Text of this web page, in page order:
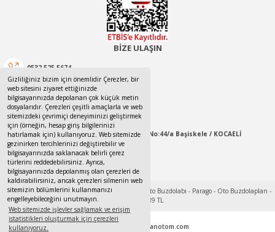
Gizliliğiniz bizim için önemlidir Çerezler, bir
web sitesini ziyaret ettiğinizde
bilgisayarınızda depolanan çok küçük metin
dosyalarıdır. Çerezleri çeşitli amaçlarla ve web
sitemizdeki çevrimiçi deneyiminizi geliştirmek
için (örneğin, hesap giriş bilgilerinizi
hatırlamak için) kullanıyoruz. Web sitemizde
gezinirken tercihlerinizi değiştirebilir ve
bilgisayarınızda saklanacak belirli çerez
türlerini reddedebilirsiniz. Ayrıca,
bilgisayarınızda depolanmış olan çerezleri de
kaldırabilirsiniz, ancak çerezleri silmenin web
sitemizin bölümlerini kullanmanızı
engelleyebileceğini unutmayın.
Web sitemizde işlevler sağlamak ve erişim
istatistikleri oluşturmak için çerezleri
kullanıyoruz.
Tek Tıkla Ödeme Kolaylığı
BİZE ULAŞIN
0532 525 5674
0532 525 5674
canotom41@gmail.com
Yaylacık Mahallesi Mert İnan Sokak No:44/a Başiskele / KOCAELİ
09:00-18:00 Pazartesi / Cumartesi
www.canotom.com